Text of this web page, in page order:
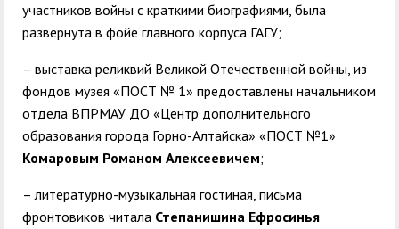
участников войны с краткими биографиями, была
развернута в фойе главного корпуса ГАГУ;
– выставка реликвий Великой Отечественной войны, из
фондов музея «ПОСТ № 1» предоставлены начальником
отдела ВПРМАУ ДО «Центр дополнительного
образования города Горно-Алтайска» «ПОСТ №1»
Комаровым Романом Алексеевичем;
– литературно-музыкальная гостиная, письма
фронтовиков читала Степанишина Ефросинья